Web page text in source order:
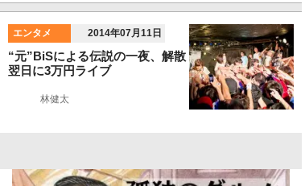
エンタメ 2014年07月11日
“元”BiSによる伝説の一夜、解散
翌日に3万円ライブ
林健太